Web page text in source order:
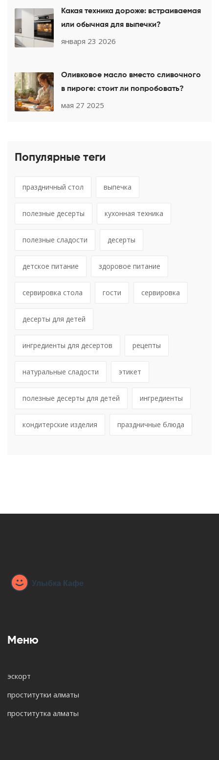
Какая техника дороже: встраиваемая
или обычная для выпечки?
января 23 2026
Оливковое масло вместо сливочного
в пироге: стоит ли попробовать?
мая 27 2025
Популярные теги
праздничный стол выпечка
полезные десерты кухонная техника
полезные сладости десерты
детское питание здоровое питание
сервировка стола гости сервировка
десерты для детей
ингредиенты для десертов рецепты
натуральные сладости этикет
полезные десерты для детей ингредиенты
кондитерские изделия праздничные блюда
Меню
эскорт
проститутки алматы
проститутка алматы